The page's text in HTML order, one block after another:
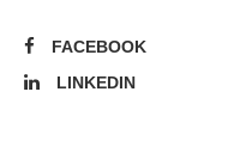
FACEBOOK
LINKEDIN